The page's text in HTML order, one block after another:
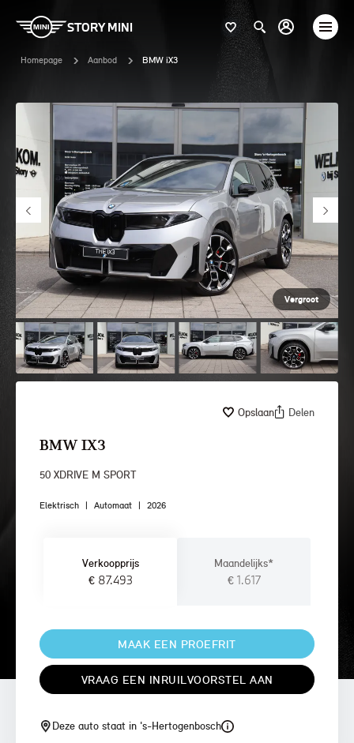
STORY MINI
Homepage Aanbod BMW iX3
Vergroot
Opslaan Delen
BMW IX3
50 XDRIVE M SPORT
Elektrisch | Automaat | 2026
Verkoopprijs
€ 87.493
Maandelijks*
€ 1.617
MAAK EEN PROEFRIT
VRAAG EEN INRUILVOORSTEL AAN
Deze auto staat in 's-Hertogenbosch